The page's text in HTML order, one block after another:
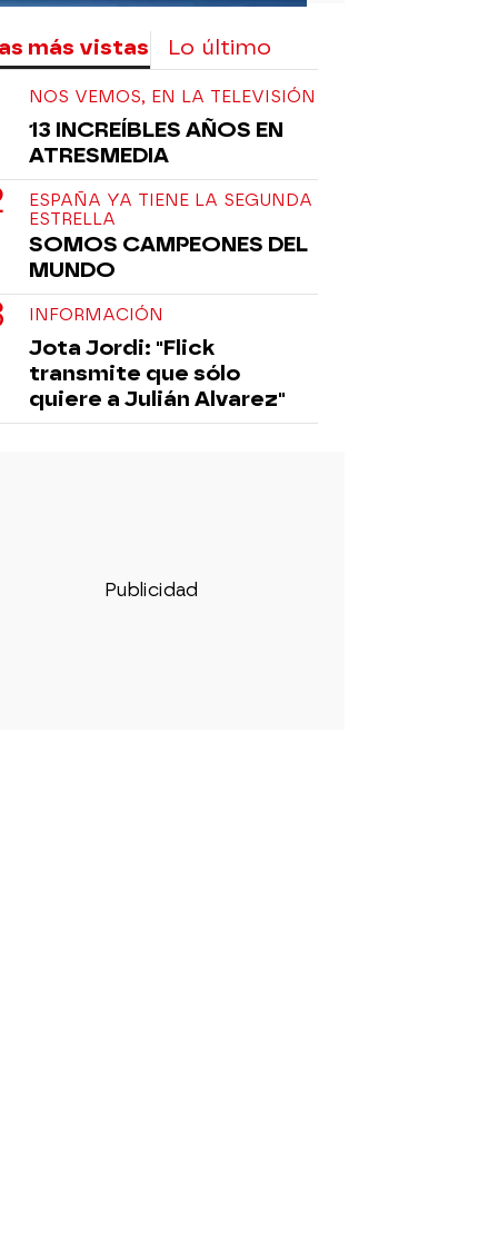
más vistas Lo último
NOS VEMOS, EN LA TELEVISIÓN
13 INCREÍBLES AÑOS EN
ATRESMEDIA
ESPAÑA YA TIENE LA SEGUNDA
ESTRELLA
SOMOS CAMPEONES DEL
MUNDO
INFORMACIÓN
Jota Jordi: "Flick
transmite que sólo
quiere a Julián Alvarez"